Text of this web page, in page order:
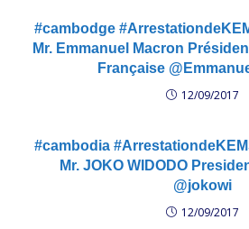
#cambodge
Mr. Emmanuel Macron
Française
12/09/2017
#cambodia
Mr. JOKO WIDODO
@jokowi
12/09/2017